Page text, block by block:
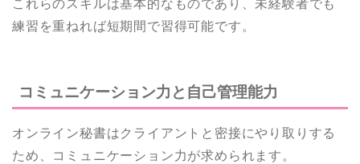
これらのスキルは基本的なものであり、未経験者でも
練習を重ねれば短期間で習得可能です。
コミュニケーション力と自己管理能力
オンライン秘書はクライアントと密接にやり取りする
ため、コミュニケーション力が求められます。